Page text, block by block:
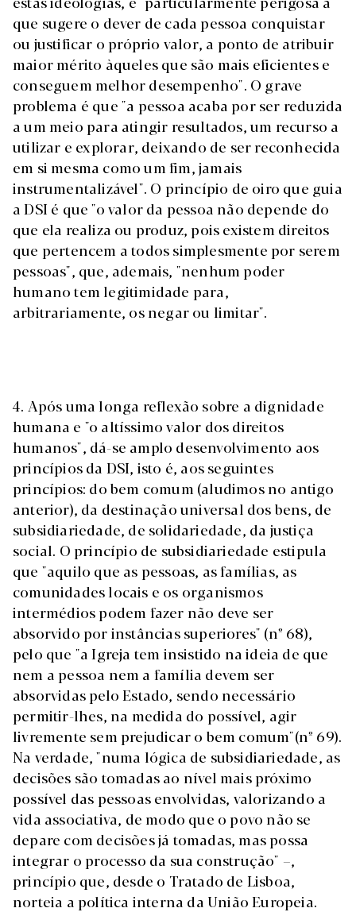
que sugere o dever de cada pessoa conquistar
ou justificar o próprio valor, a ponto de atribuir
maior mérito àqueles que são mais eficientes e
conseguem melhor desempenho". O grave
problema é que "a pessoa acaba por ser reduzida
a um meio para atingir resultados, um recurso a
utilizar e explorar, deixando de ser reconhecida
em si mesma como um fim, jamais
instrumentalizável". O princípio de oiro que guia
a DSI é que "o valor da pessoa não depende do
que ela realiza ou produz, pois existem direitos
que pertencem a todos simplesmente por serem
pessoas", que, ademais, "nenhum poder
humano tem legitimidade para,
arbitrariamente, os negar ou limitar".
4. Após uma longa reflexão sobre a dignidade
humana e "o altíssimo valor dos direitos
humanos", dá-se amplo desenvolvimento aos
princípios da DSI, isto é, aos seguintes
princípios: do bem comum (aludimos no antigo
anterior), da destinação universal dos bens, de
subsidiariedade, de solidariedade, da justiça
social. O princípio de subsidiariedade estipula
que "aquilo que as pessoas, as famílias, as
comunidades locais e os organismos
intermédios podem fazer não deve ser
absorvido por instâncias superiores" (nº 68),
pelo que "a Igreja tem insistido na ideia de que
nem a pessoa nem a família devem ser
absorvidas pelo Estado, sendo necessário
permitir-lhes, na medida do possível, agir
livremente sem prejudicar o bem comum"(nº 69).
Na verdade, "numa lógica de subsidiariedade, as
decisões são tomadas ao nível mais próximo
possível das pessoas envolvidas, valorizando a
vida associativa, de modo que o povo não se
depare com decisões já tomadas, mas possa
integrar o processo da sua construção" –,
princípio que, desde o Tratado de Lisboa,
norteia a política interna da União Europeia.